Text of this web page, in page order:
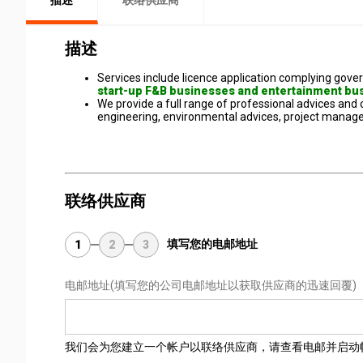
描述
Services include licence application complying
start-up F&B businesses and entertainment
We provide a full range of professional advices
engineering, environmental advices, project
联络供应商
1 2 3 填写您的电邮地址
电邮地址(填写您的公司电邮地址以获取供应商的迅速回覆)
我们会为您建立一个帐户以联络供应商，请查看电邮并启动